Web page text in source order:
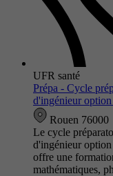
UFR santé
Prépa - Cycle
d'ingénieur
Rouen 76000
Le cycle
d'ingénieur
offre une
mathématiques,